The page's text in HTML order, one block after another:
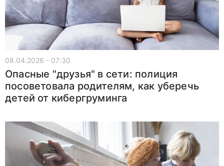
08.04.2026 - 07:30
Опасные "друзья" в сети: полиция
посоветовала родителям, как уберечь
детей от кибергруминга